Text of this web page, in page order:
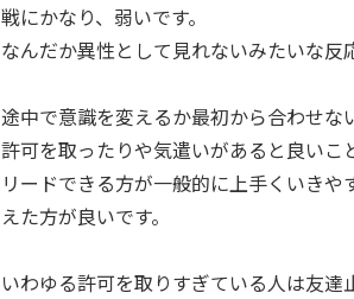
戦にかなり、弱いです。
なんだか異性として見れないみたいな反
途中で意識を変えるか最初から合わせ
許可を取ったりや気遣いがあると良い
リードできる方が一般的に上手くいき
えた方が良いです。
いわゆる許可を取りすぎている人は友